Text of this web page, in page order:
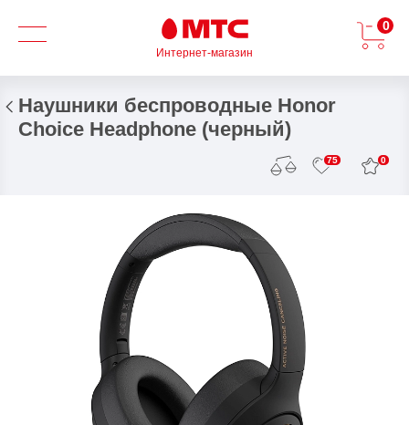
Интернет-магазин
0
Наушники беспроводные Honor
Choice Headphone (черный)
75 0